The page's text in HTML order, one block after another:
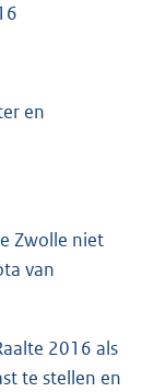
en
Zwolle niet
van
2016 als
te stellen en